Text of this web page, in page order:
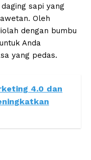
sapi yang
Oleh
dengan bumbu
Anda
yang pedas.
4.0 dan